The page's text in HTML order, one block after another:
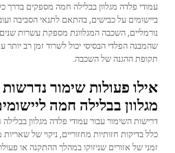
ביישומים על כבישים, בהתאם לתנאי הסביבה
נורמליים, השכבה המגלוונת מספקת עשרות
שהמבנה הפלדי הבסיסי יכול לשרוד זמן רב יותר
תקופת ההגנה של השכבה.
אילו פעולות שימור
מגלוון בבלילה חמה
דרישות השימור עבור עמודי פלדה מגלוון בבלילה
כלל בדיקות חזותיות מחזוריים, ניקוי של
זמני של אזורים שניזוקו במהלך ההתקנה או